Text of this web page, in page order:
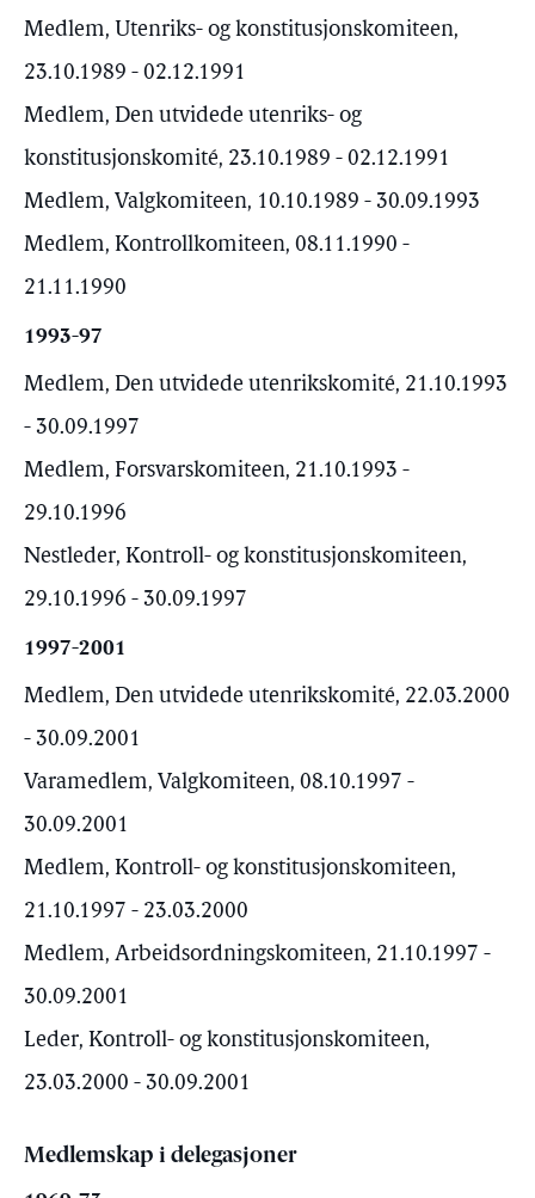
Medlem, Utenriks- og konstitusjonskomiteen,
23.10.1989 - 02.12.1991
Medlem, Den utvidede utenriks- og
konstitusjonskomité, 23.10.1989 - 02.12.1991
Medlem, Valgkomiteen, 10.10.1989 - 30.09.1993
Medlem, Kontrollkomiteen, 08.11.1990 -
21.11.1990
1993-97
Medlem, Den utvidede utenrikskomité, 21.10.1993
- 30.09.1997
Medlem, Forsvarskomiteen, 21.10.1993 -
29.10.1996
Nestleder, Kontroll- og konstitusjonskomiteen,
29.10.1996 - 30.09.1997
1997-2001
Medlem, Den utvidede utenrikskomité, 22.03.2000
- 30.09.2001
Varamedlem, Valgkomiteen, 08.10.1997 -
30.09.2001
Medlem, Kontroll- og konstitusjonskomiteen,
21.10.1997 - 23.03.2000
Medlem, Arbeidsordningskomiteen, 21.10.1997 -
30.09.2001
Leder, Kontroll- og konstitusjonskomiteen,
23.03.2000 - 30.09.2001
Medlemskap i delegasjoner